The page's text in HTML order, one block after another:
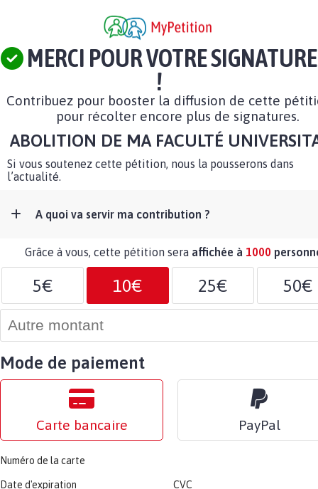
MERCI POUR VOTRE SIGNATURE
!
Contribuez pour booster la diffusion de cette
pour récolter encore plus de signatures.
ABOLITION DE MA FACULTÉ
Si vous soutenez cette pétition, nous la pousserons dans
l’actualité.
A quoi va servir ma contribution ?
Grâce à vous, cette pétition sera affichée à 1000
5€ 10€ 25€ 50€
Mode de paiement
Carte bancaire PayPal
Numéro de la carte
Date d'expiration CVC